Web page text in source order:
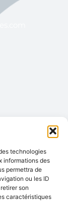
technologies
informations des
permettra de
ou les ID
son
caractéristiques